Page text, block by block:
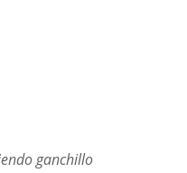
ganchillo